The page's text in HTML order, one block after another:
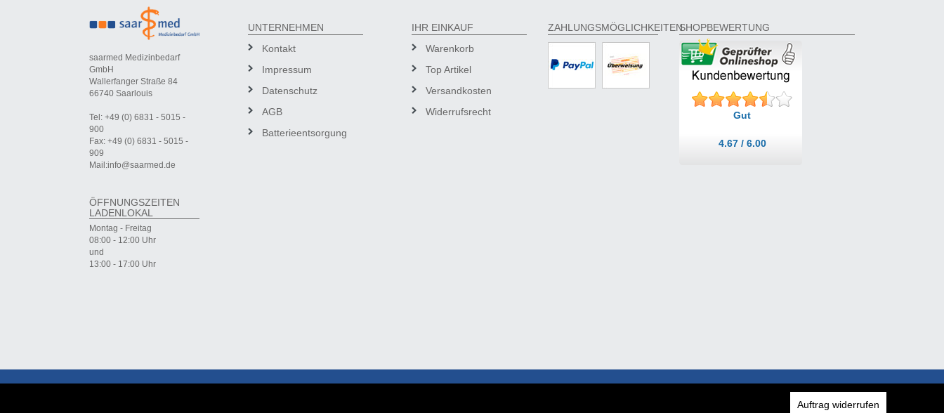
saarmed Medizinbedarf
GmbH
Wallerfanger Straße 84
66740 Saarlouis
Tel: +49 (0) 6831 - 5015 -
900
Fax: +49 (0) 6831 - 5015 -
909
Mail:info@saarmed.de
ÖFFNUNGSZEITEN
LADENLOKAL
Montag - Freitag
08:00 - 12:00 Uhr
und
13:00 - 17:00 Uhr
UNTERNEHMEN
Kontakt
Impressum
Datenschutz
AGB
Batterieentsorgung
IHR EINKAUF
Warenkorb
Top Artikel
Versandkosten
Widerrufsrecht
ZAHLUNGSMÖGLICHKEITENSHOPBEWERTUNG
Gut
4.67 / 6.00
Auftrag widerrufen